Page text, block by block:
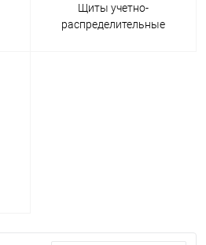
Щиты учетно-
распределительные